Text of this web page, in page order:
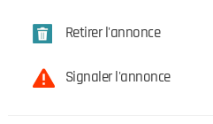
Retirer l'annonce
Signaler l'annonce